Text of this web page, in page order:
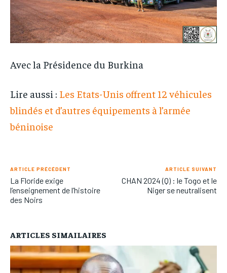
Avec la Présidence du Burkina
Lire aussi : Les Etats-Unis offrent 12 véhicules
blindés et d’autres équipements à l’armée
béninoise
ARTICLE PRÉCÉDENT
La Floride exige
l’enseignement de l’histoire
des Noirs
ARTICLE SUIVANT
CHAN 2024 (Q) : le Togo et le
Niger se neutralisent
ARTICLES SIMAILAIRES